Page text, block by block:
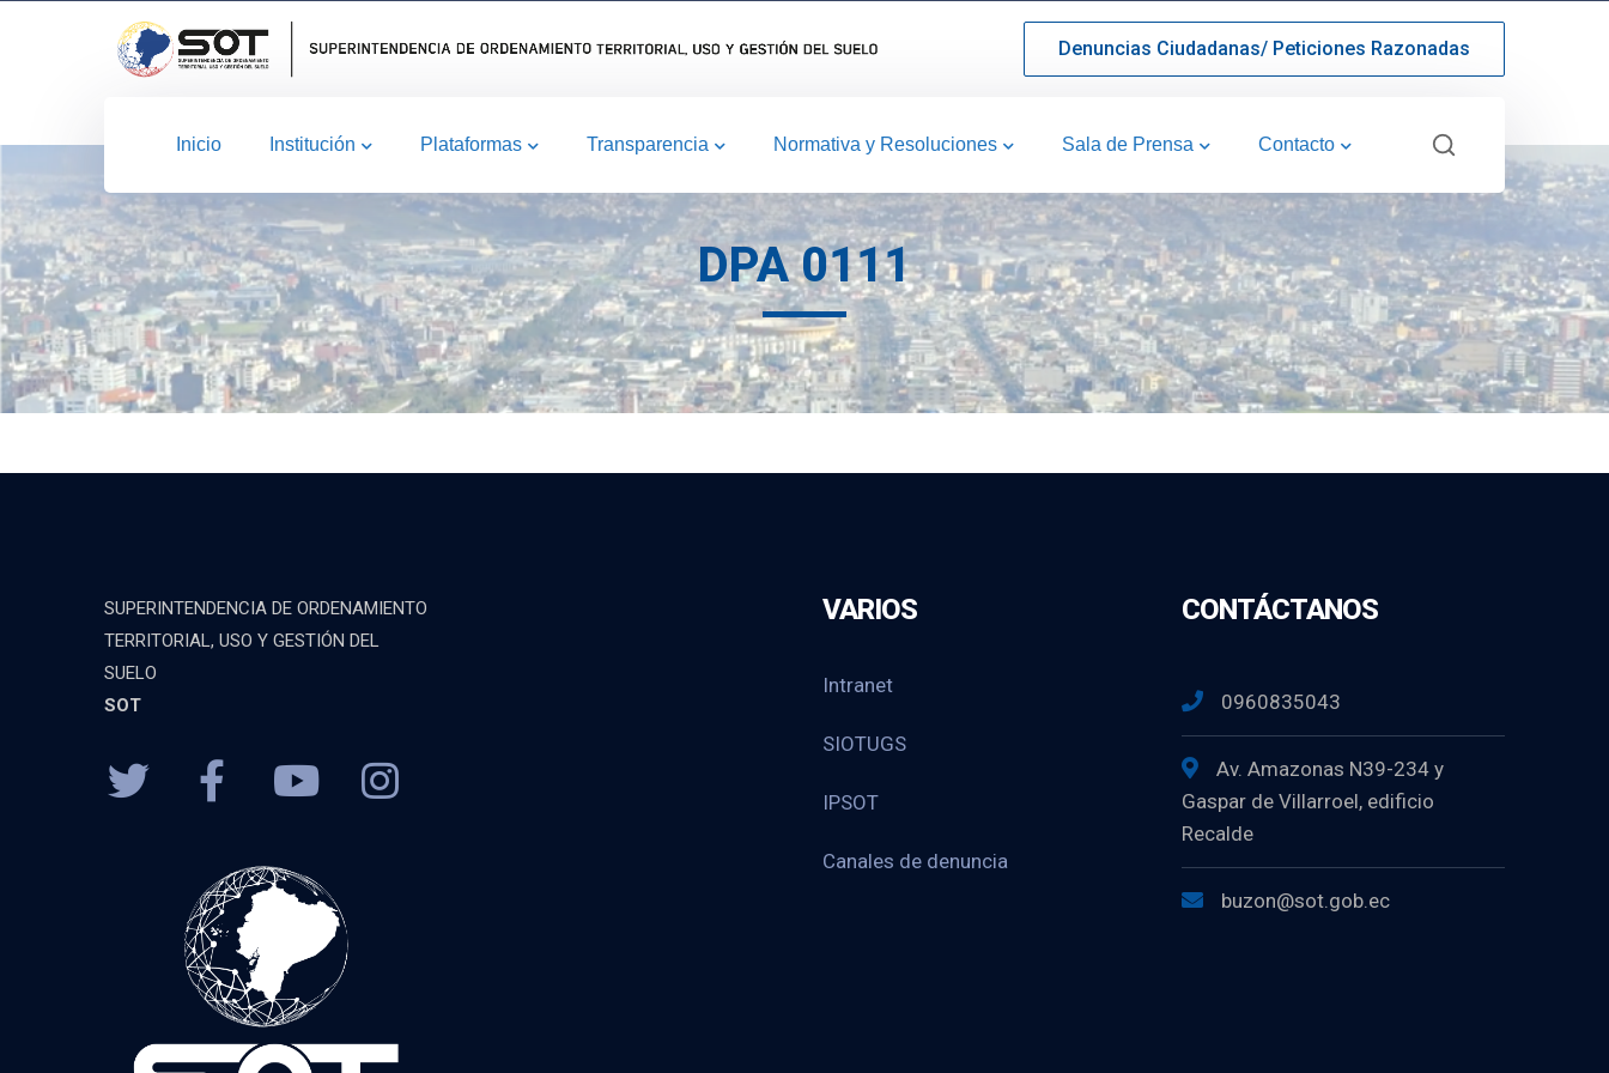
Denuncias Ciudadanas/ Peticiones Razonadas
Inicio Institución Plataformas Transparencia Normativa y Resoluciones Sala de Prensa Contacto
DPA 0111
SUPERINTENDENCIA DE ORDENAMIENTO
TERRITORIAL, USO Y GESTIÓN DEL
SUELO
SOT
VARIOS
Intranet
SIOTUGS
IPSOT
Canales de denuncia
CONTÁCTANOS
0960835043
Av. Amazonas N39-234 y
Gaspar de Villarroel, edificio
Recalde
buzon@sot.gob.ec